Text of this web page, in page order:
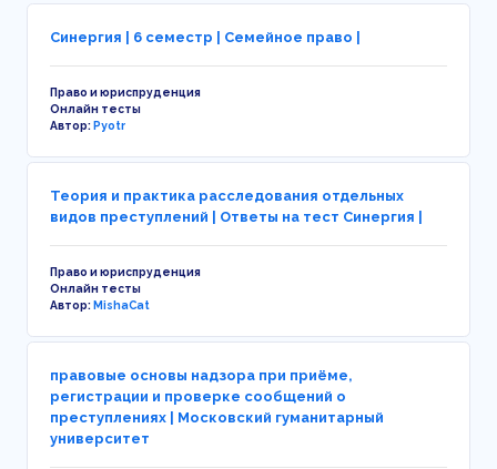
Синергия | 6 семестр | Семейное право |
Право и юриспруденция
Онлайн тесты
Автор:Pyotr
Теория и практика расследования отдельных
видов преступлений | Ответы на тест Синергия |
Право и юриспруденция
Онлайн тесты
Автор:MishaCat
правовые основы надзора при приёме,
регистрации и проверке сообщений о
преступлениях | Московский гуманитарный
университет